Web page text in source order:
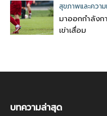
สุขภาพและควา
มาออกกำลังก
เข่าเสื่อม
บทความล่าสุด